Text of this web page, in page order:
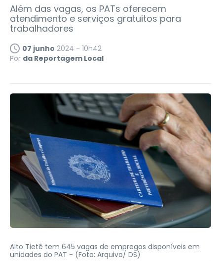
Além das vagas, os PATs oferecem
atendimento e serviços gratuitos para
trabalhadores
07 junho 2024 - 10h42
Por da Reportagem Local
Alto Tietê tem 645 vagas de empregos disponíveis em
unidades do PAT - (Foto: Arquivo/ DS)